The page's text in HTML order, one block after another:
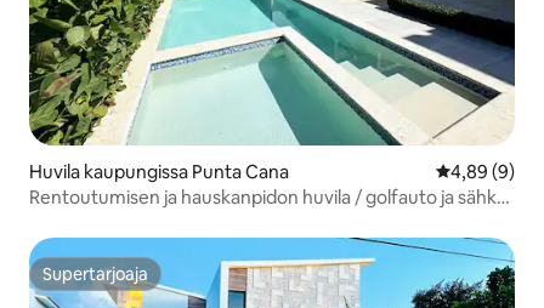
Huvila kaupungissa Punta Cana
4,89 (9)
Rentoutumisen ja hauskanpidon huvila / golfauto ja sähkö
Supertarjoaja
Supertarjoaja